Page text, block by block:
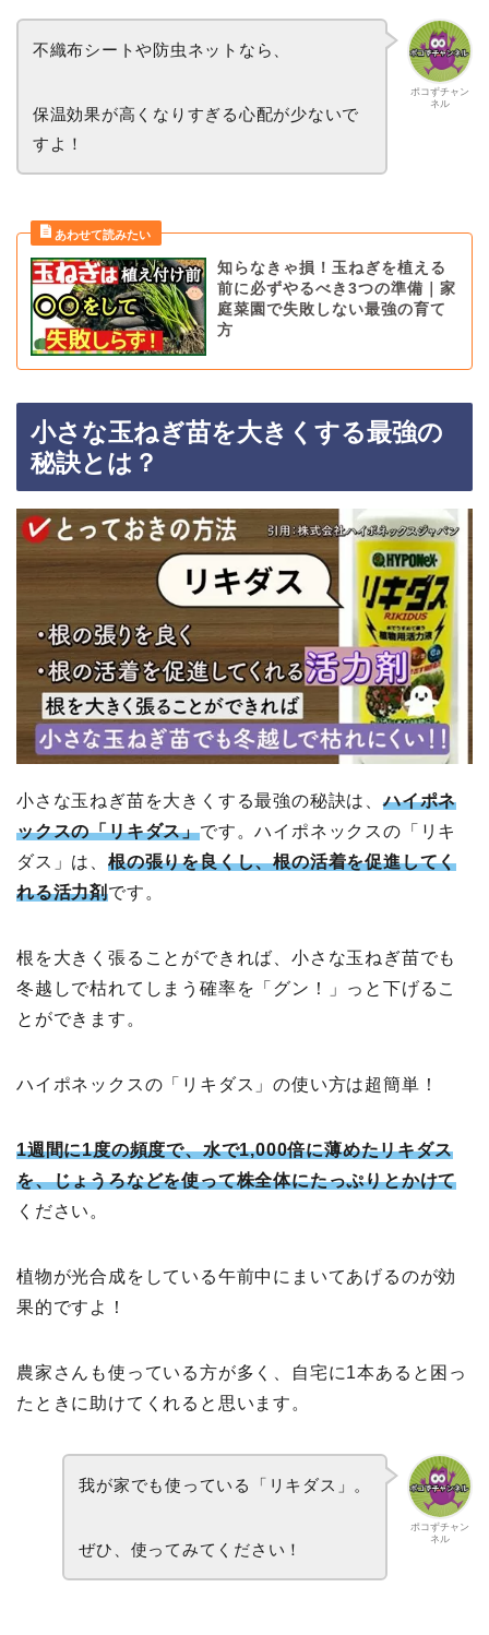
ポコずチャン
ネル
不織布シートや防虫ネットなら、
保温効果が高くなりすぎる心配が少ないで
すよ！
知らなきゃ損！玉ねぎを植える
前に必ずやるべき3つの準備｜家
庭菜園で失敗しない最強の育て
方
小さな玉ねぎ苗を大きくする最強の
秘訣とは？
小さな玉ねぎ苗を大きくする最強の秘訣は、ハイポネ
ックスの「リキダス」です。ハイポネックスの「リキ
ダス」は、 根の張りを良くし、根の活着を促進してく
れる活力剤です。
根を大きく張ることができれば、小さな玉ねぎ苗でも
冬越しで枯れてしまう確率を「グン！」っと下げるこ
とができます。
ハイポネックスの「リキダス」の使い方は超簡単！
1週間に1度の頻度で、水で1,000倍に薄めたリキダス
を、じょうろなどを使って株全体にたっぷりとかけて
ください。
植物が光合成をしている午前中にまいてあげるのが効
果的ですよ！
農家さんも使っている方が多く、自宅に1本あると困っ
たときに助けてくれると思います。
ポコずチャン
ネル
我が家でも使っている「リキダス」。
ぜひ、使ってみてください！